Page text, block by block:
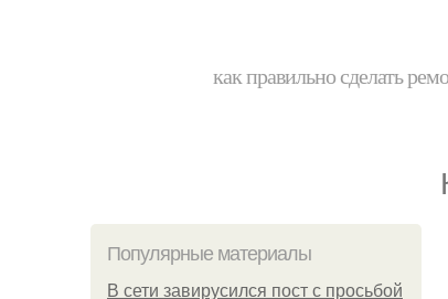
как правильно сделать
Популярные материалы
В сети завирусился пост с просьбой